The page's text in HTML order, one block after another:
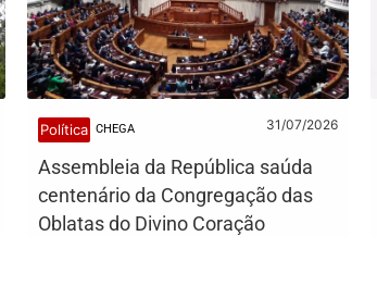
Política CHEGA 31/07/2026
Assembleia da República saúda
centenário da Congregação das
Oblatas do Divino Coração